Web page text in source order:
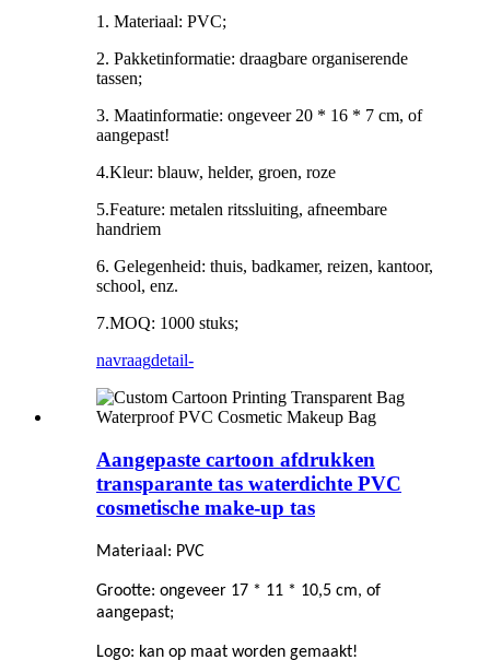
1. Materiaal: PVC;
2. Pakketinformatie: draagbare organiserende
tassen;
3. Maatinformatie: ongeveer 20 * 16 * 7 cm, of
aangepast!
4.Kleur: blauw, helder, groen, roze
5.Feature: metalen ritssluiting, afneembare
handriem
6. Gelegenheid: thuis, badkamer, reizen, kantoor,
school, enz.
7.MOQ: 1000 stuks;
navraagdetail-
Aangepaste cartoon afdrukken
transparante tas waterdichte PVC
cosmetische make-up tas
Materiaal: PVC
Grootte: ongeveer 17 * 11 * 10,5 cm, of
aangepast;
Logo: kan op maat worden gemaakt!